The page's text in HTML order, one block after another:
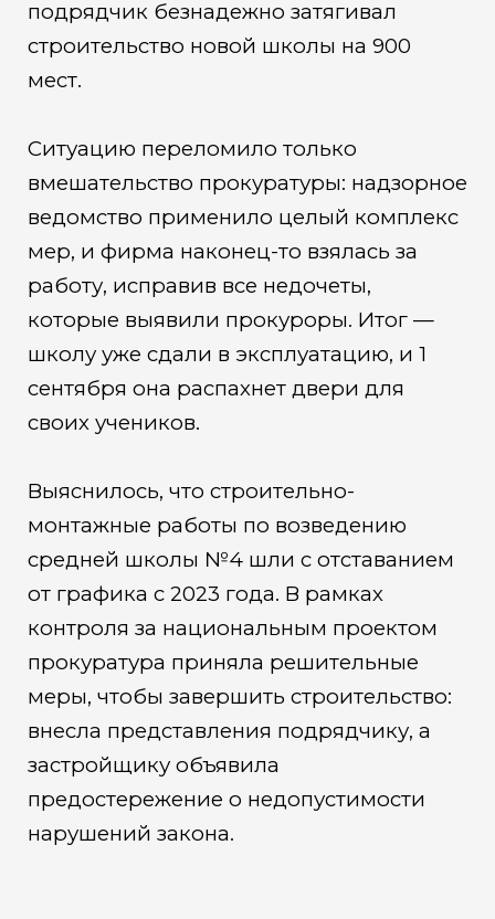
подрядчик безнадежно затягивал
строительство новой школы на 900
мест.
Ситуацию переломило только
вмешательство прокуратуры: надзорное
ведомство применило целый комплекс
мер, и фирма наконец-то взялась за
работу, исправив все недочеты,
которые выявили прокуроры. Итог —
школу уже сдали в эксплуатацию, и 1
сентября она распахнет двери для
своих учеников.
Выяснилось, что строительно-
монтажные работы по возведению
средней школы №4 шли с отставанием
от графика с 2023 года. В рамках
контроля за национальным проектом
прокуратура приняла решительные
меры, чтобы завершить строительство:
внесла представления подрядчику, а
застройщику объявила
предостережение о недопустимости
нарушений закона.